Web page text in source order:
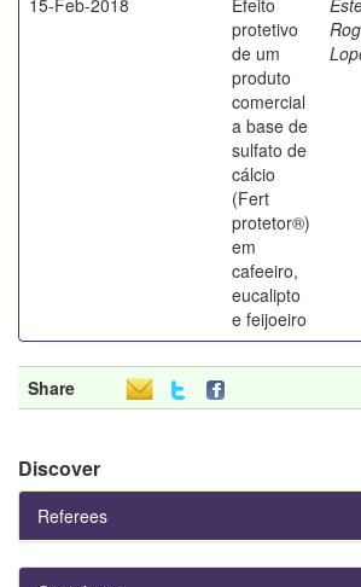
protetivo
de um
produto
comercial
a base de
sulfato de
cálcio
(Fert
protetor®)
em
cafeeiro,
eucalipto
e feijoeiro
Share
Discover
Referees